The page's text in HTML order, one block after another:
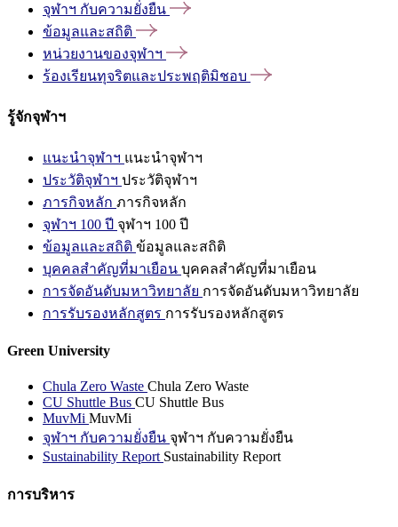
จุฬาฯ กับความยั่งยืน
ข้อมูลและสถิติ
หน่วยงานของจุฬาฯ
ร้องเรียนทุจริตและประพฤติมิชอบ
รู้จักจุฬาฯ
แนะนำจุฬาฯ แนะนำจุฬาฯ
ประวัติจุฬาฯ ประวัติจุฬาฯ
ภารกิจหลัก ภารกิจหลัก
จุฬาฯ 100 ปี จุฬาฯ 100 ปี
ข้อมูลและสถิติ ข้อมูลและสถิติ
บุคคลสำคัญที่มาเยือน บุคคลสำคัญที่มาเยือน
การจัดอันดับมหาวิทยาลัย การจัดอันดับมหาวิทยาลัย
การรับรองหลักสูตร การรับรองหลักสูตร
Green University
Chula Zero Waste Chula Zero Waste
CU Shuttle Bus CU Shuttle Bus
MuvMi MuvMi
จุฬาฯ กับความยั่งยืน จุฬาฯ กับความยั่งยืน
Sustainability Report Sustainability Report
การบริหาร